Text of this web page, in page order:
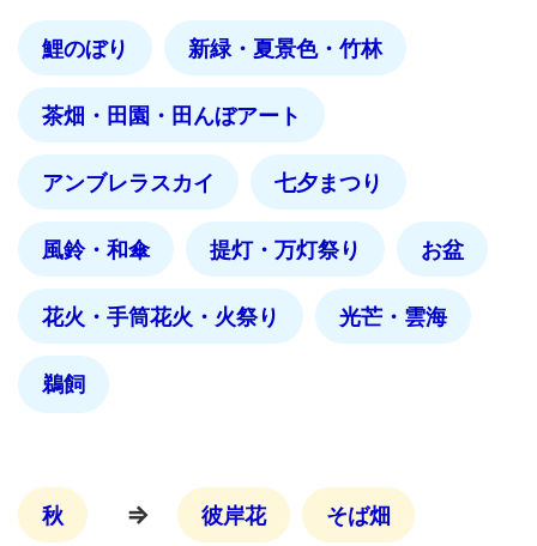
鯉のぼり 新緑・夏景色・竹林
茶畑・田園・田んぼアート
アンブレラスカイ 七夕まつり
風鈴・和傘 提灯・万灯祭り お盆
花火・手筒花火・火祭り 光芒・雲海
鵜飼
秋 ⇒ 彼岸花 そば畑